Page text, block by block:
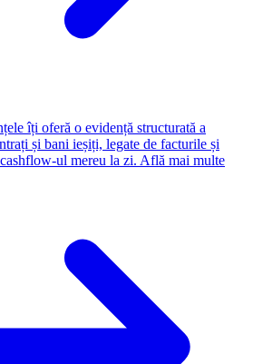
îți oferă o evidență structurată a
și bani ieșiți, legate de facturile și
ul mereu la zi. Află mai multe